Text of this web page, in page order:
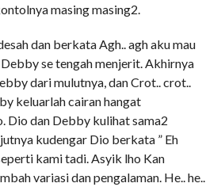
masing masing2.
dan berkata Agh.. agh aku mau
se tengah menjerit. Akhirnya
dari mulutnya, dan Crot.. crot..
keluarlah cairan hangat
Dio dan Debby kulihat sama2
kudengar Dio berkata ” Eh
kami tadi. Asyik lho Kan
variasi dan pengalaman. He.. he..